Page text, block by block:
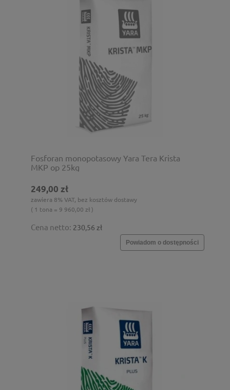
Fosforan monopotasowy Yara Tera Krista
MKP op 25kg
249,00 zł
zawiera 8% VAT, bez kosztów dostawy
( 1 tona = 9 960,00 zł )
Cena netto: 230,56 zł
Powiadom o dostępności